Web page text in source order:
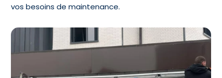
vos besoins de maintenance.